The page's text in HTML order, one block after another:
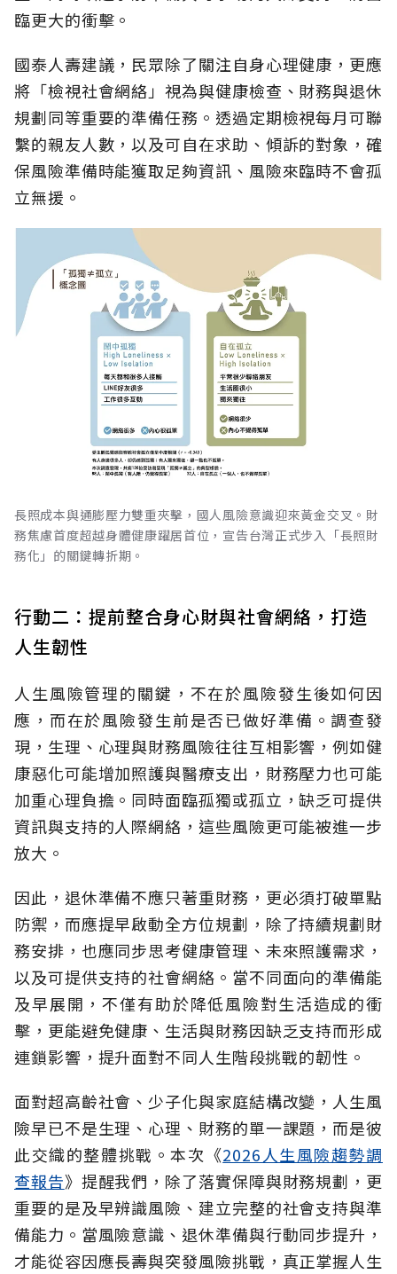
臨更大的衝擊。
國泰人壽建議，民眾除了關注自身心理健康，更應
將「檢視社會網絡」視為與健康檢查、財務與退休
規劃同等重要的準備任務。透過定期檢視每月可聯
繫的親友人數，以及可自在求助、傾訴的對象，確
保風險準備時能獲取足夠資訊、風險來臨時不會孤
立無援。
長照成本與通膨壓力雙重夾擊，國人風險意識迎來黃金交叉。財
務焦慮首度超越身體健康躍居首位，宣告台灣正式步入「長照財
務化」的關鍵轉折期。
行動二：提前整合身心財與社會網絡，打造
人生韌性
人生風險管理的關鍵，不在於風險發生後如何因
應，而在於風險發生前是否已做好準備。調查發
現，生理、心理與財務風險往往互相影響，例如健
康惡化可能增加照護與醫療支出，財務壓力也可能
加重心理負擔。同時面臨孤獨或孤立，缺乏可提供
資訊與支持的人際網絡，這些風險更可能被進一步
放大。
因此，退休準備不應只著重財務，更必須打破單點
防禦，而應提早啟動全方位規劃，除了持續規劃財
務安排，也應同步思考健康管理、未來照護需求，
以及可提供支持的社會網絡。當不同面向的準備能
及早展開，不僅有助於降低風險對生活造成的衝
擊，更能避免健康、生活與財務因缺乏支持而形成
連鎖影響，提升面對不同人生階段挑戰的韌性。
面對超高齡社會、少子化與家庭結構改變，人生風
險早已不是生理、心理、財務的單一課題，而是彼
此交織的整體挑戰。本次《2026人生風險趨勢調
查報告》提醒我們，除了落實保障與財務規劃，更
重要的是及早辨識風險、建立完整的社會支持與準
備能力。當風險意識、退休準備與行動同步提升，
才能從容因應長壽與突發風險挑戰，真正掌握人生